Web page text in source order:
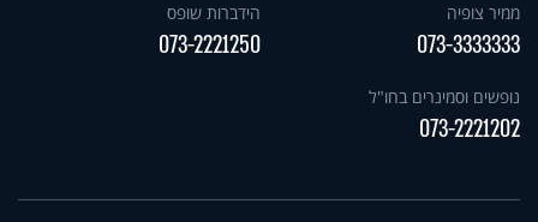
ממיר צופיה
073-3333333
הידברות שופס
073-2221250
נופשים וסמינרים בחו"ל
073-2221202